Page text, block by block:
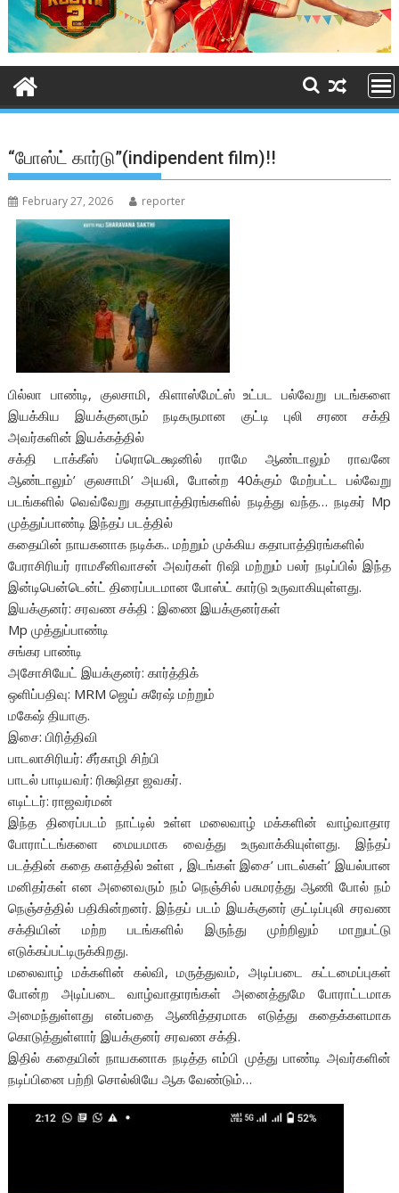
“போஸ்ட் கார்டு”(indipendent film)!!
February 27, 2026 reporter
பில்லா பாண்டி, குலசாமி, கிளாஸ்மேட்ஸ் உட்பட பல்வேறு படங்களை
இயக்கிய இயக்குனரும் நடிகருமான குட்டி புலி சரண சக்தி
அவர்களின் இயக்கத்தில்
சக்தி டாக்கீஸ் ப்ரொடெக்ஷனில் ராமே ஆண்டாலும் ராவனே
ஆண்டாலும்’ குலசாமி’ அயலி, போன்ற 40க்கும் மேற்பட்ட பல்வேறு
படங்களில் வெவ்வேறு கதாபாத்திரங்களில் நடித்து வந்த… நடிகர் Mp
முத்துப்பாண்டி இந்தப் படத்தில்
கதையின் நாயகனாக நடிக்க.. மற்றும் முக்கிய கதாபாத்திரங்களில்
பேராசிரியர் ராமசீனிவாசன் அவர்கள் ரிஷி மற்றும் பலர் நடிப்பில் இந்த
இன்டிபென்டென்ட் திரைப்படமான போஸ்ட் கார்டு உருவாகியுள்ளது.
இயக்குனர்: சரவண சக்தி : இணை இயக்குனர்கள்
Mp முத்துப்பாண்டி
சங்கர பாண்டி
அசோசியேட் இயக்குனர்: கார்த்திக்
ஒளிப்பதிவு: MRM ஜெய் சுரேஷ் மற்றும்
மகேஷ் தியாகு.
இசை: பிரித்திவி
பாடலாசிரியர்: சீர்காழி சிற்பி
பாடல் பாடியவர்: ரிக்ஷிதா ஜவகர்.
எடிட்டர்: ராஜவர்மன்
இந்த திரைப்படம் நாட்டில் உள்ள மலைவாழ் மக்களின் வாழ்வாதார
போராட்டங்களை மையமாக வைத்து உருவாக்கியுள்ளது. இந்தப்
படத்தின் கதை களத்தில் உள்ள , இடங்கள் இசை’ பாடல்கள்’ இயல்பான
மனிதர்கள் என அனைவரும் நம் நெஞ்சில் பசுமரத்து ஆணி போல் நம்
நெஞ்சத்தில் பதிகின்றனர். இந்தப் படம் இயக்குனர் குட்டிப்புலி சரவண
சக்தியின் மற்ற படங்களில் இருந்து முற்றிலும் மாறுபட்டு
எடுக்கப்பட்டிருக்கிறது.
மலைவாழ் மக்களின் கல்வி, மருத்துவம், அடிப்படை கட்டமைப்புகள்
போன்ற அடிப்படை வாழ்வாதாரங்கள் அனைத்துமே போராட்டமாக
அமைந்துள்ளது என்பதை ஆணித்தரமாக எடுத்து கதைக்களமாக
கொடுத்துள்ளார் இயக்குனர் சரவண சக்தி.
இதில் கதையின் நாயகனாக நடித்த எம்பி முத்து பாண்டி அவர்களின்
நடிப்பினை பற்றி சொல்லியே ஆக வேண்டும்…